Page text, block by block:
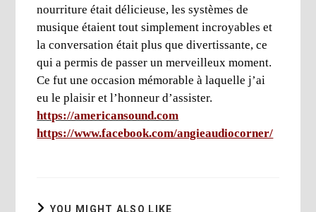
nourriture était délicieuse, les systèmes de
musique étaient tout simplement incroyables et
la conversation était plus que divertissante, ce
qui a permis de passer un merveilleux moment.
Ce fut une occasion mémorable à laquelle j’ai
eu le plaisir et l’honneur d’assister.
https://americansound.com
https://www.facebook.com/angieaudiocorner/
YOU MIGHT ALSO LIKE